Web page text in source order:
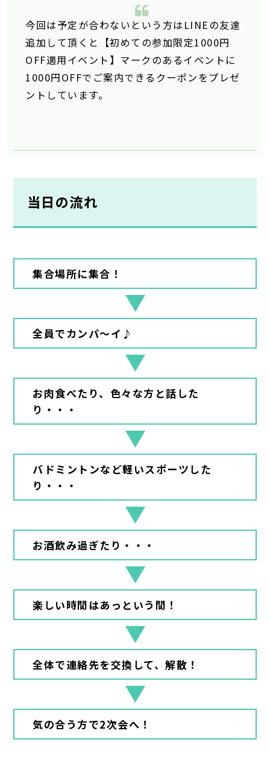
今回は予定が合わないという方はLINEの友達
追加して頂くと【初めての参加限定1000円
OFF適用イベント】マークのあるイベントに
1000円OFFでご案内できるクーポンをプレゼ
ントしています。
当日の流れ
集合場所に集合！
全員でカンパ～イ♪
お肉食べたり、色々な方と話した
り・・・
バドミントンなど軽いスポーツした
り・・・
お酒飲み過ぎたり・・・
楽しい時間はあっという間！
全体で連絡先を交換して、解散！
気の合う方で2次会へ！